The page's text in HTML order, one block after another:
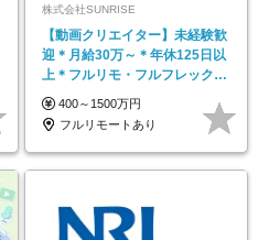
株式会社SUNRISE
【動画クリエイター】未経験歓
迎＊月給30万～＊年休125日以
上＊フルリモ・フルフレックス
◆10名の採用が決定◆
400～1500万円
フルリモートあり